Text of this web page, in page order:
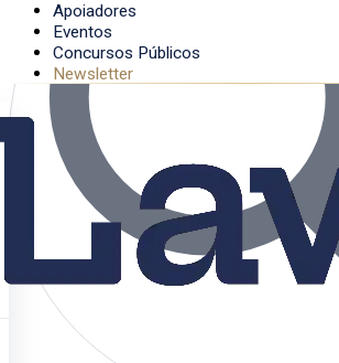
Apoiadores
Eventos
Concursos Públicos
Newsletter